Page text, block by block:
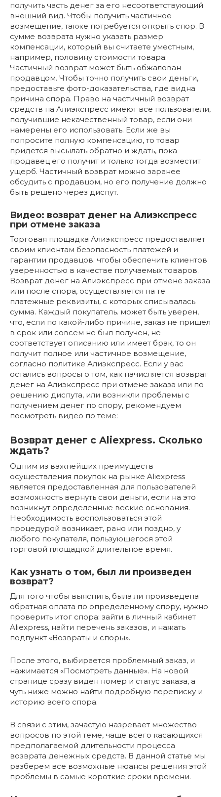
получить часть денег за его несоответствующий
внешний вид. Чтобы получить частичное
возмещение, также потребуется открыть спор. В
сумме возврата нужно указать размер
компенсации, который вы считаете уместным,
например, половину стоимости товара.
Частичный возврат может быть обжалован
продавцом. Чтобы точно получить свои деньги,
предоставьте фото-доказательства, где видна
причина спора. Право на частичный возврат
средств на Алиэкспресс имеют все пользователи,
получившие некачественный товар, если они
намерены его использовать. Если же вы
попросите полную компенсацию, то товар
придется высылать обратно и ждать, пока
продавец его получит и только тогда возместит
ущерб. Частичный возврат можно заранее
обсудить с продавцом, но его получение должно
быть решено через диспут.
Видео: возврат денег на Алиэкспресс
при отмене заказа
Торговая площадка Алиэкспресс предоставляет
своим клиентам безопасность платежей и
гарантии продавцов. чтобы обеспечить клиентов
уверенностью в качестве получаемых товаров.
Возврат денег на Алиэкспресс при отмене заказа
или после спора, осуществляется на те
платежные реквизиты, с которых списывалась
сумма. Каждый покупатель. может быть уверен,
что, если по какой-либо причине, заказ не пришел
в срок или совсем не был получен, не
соответствует описанию или имеет брак, то он
получит полное или частичное возмещение,
согласно политике Алиэкспресс. Если у вас
остались вопросы о том, как начисляется возврат
денег на Алиэкспресс при отмене заказа или по
решению диспута, или возникли проблемы с
получением денег по спору, рекомендуем
посмотреть видео по теме:
Возврат денег с Aliexpress. Сколько
ждать?
Одним из важнейших преимуществ
осуществления покупок на рынке Aliexpress
является предоставленная для пользователей
возможность вернуть свои деньги, если на это
возникнут определенные веские основания.
Необходимость воспользоваться этой
процедурой возникает, рано или поздно, у
любого покупателя, пользующегося этой
торговой площадкой длительное время.
Как узнать о том, был ли произведен
возврат?
Для того чтобы выяснить, была ли произведена
обратная оплата по определенному спору, нужно
проверить итог спора: зайти в личный кабинет
Aliexpress, найти перечень заказов, и нажать
подпункт «Возвраты и споры».
После этого, выбирается проблемный заказ, и
нажимается «Посмотреть данные». На новой
странице сразу виден номер и статус заказа, а
чуть ниже можно найти подробную переписку и
историю всего спора.
В связи с этим, зачастую назревает множество
вопросов по этой теме, чаще всего касающихся
предполагаемой длительности процесса
возврата денежных средств. В данной статье мы
разберем все возможные нюансы решения этой
проблемы в самые короткие сроки времени.